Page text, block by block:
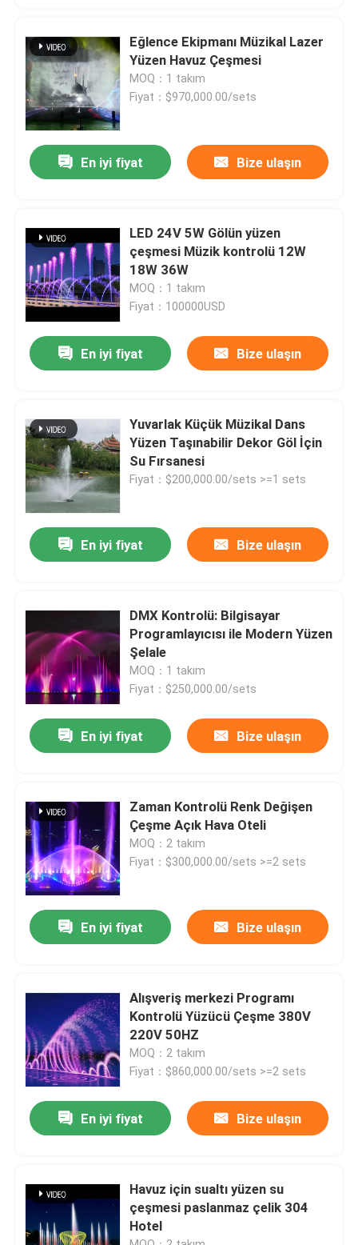
Ürünler
Hakkımızda
Fabrika turu
Bize ulaşın
Teklif isteği
yüzen çeşme
Göl Çeşmeleri
müzikal çeşme
Eğlence Ekipmanı Müzikal Lazer
Yüzen Havuz Çeşmesi
MOQ：1 takım
Fiyat：$970,000.00/sets
En iyi fiyat Bize ulaşın
LED 24V 5W Gölün yüzen
çeşmesi Müzik kontrolü 12W
18W 36W
MOQ：1 takım
Fiyat：100000USD
En iyi fiyat Bize ulaşın
Yuvarlak Küçük Müzikal Dans
Yüzen Taşınabilir Dekor Göl İçin
Su Fırsanesi
Fiyat：$200,000.00/sets >=1 sets
En iyi fiyat Bize ulaşın
DMX Kontrolü: Bilgisayar
Programlayıcısı ile Modern Yüzen
Şelale
MOQ：1 takım
Fiyat：$250,000.00/sets
En iyi fiyat Bize ulaşın
Zaman Kontrolü Renk Değişen
Çeşme Açık Hava Oteli
MOQ：2 takım
Fiyat：$300,000.00/sets >=2 sets
En iyi fiyat Bize ulaşın
Alışveriş merkezi Programı
Kontrolü Yüzücü Çeşme 380V
220V 50HZ
MOQ：2 takım
Fiyat：$860,000.00/sets >=2 sets
En iyi fiyat Bize ulaşın
Havuz için sualtı yüzen su
çeşmesi paslanmaz çelik 304
Hotel